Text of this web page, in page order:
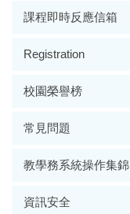
課程即時反應信箱
Registration
校園榮譽榜
常見問題
教學務系統操作集錦
資訊安全